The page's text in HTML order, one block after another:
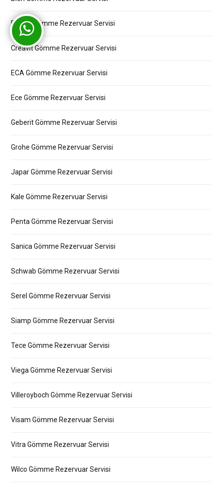
Bocchi Gömme Rezervuar Servisi
Creavit Gömme Rezervuar Servisi
ECA Gömme Rezervuar Servisi
Ece Gömme Rezervuar Servisi
Geberit Gömme Rezervuar Servisi
Grohe Gömme Rezervuar Servisi
Japar Gömme Rezervuar Servisi
Kale Gömme Rezervuar Servisi
Penta Gömme Rezervuar Servisi
Sanica Gömme Rezervuar Servisi
Schwab Gömme Rezervuar Servisi
Serel Gömme Rezervuar Servisi
Siamp Gömme Rezervuar Servisi
Tece Gömme Rezervuar Servisi
Viega Gömme Rezervuar Servisi
Villeroyboch Gömme Rezervuar Servisi
Visam Gömme Rezervuar Servisi
Vitra Gömme Rezervuar Servisi
Wilco Gömme Rezervuar Servisi